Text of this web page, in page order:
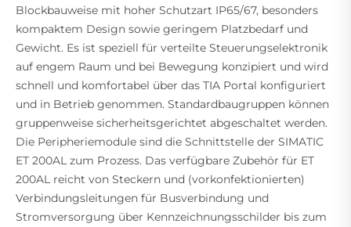
Blockbauweise mit hoher Schutzart IP65/67, besonders
kompaktem Design sowie geringem Platzbedarf und
Gewicht. Es ist speziell für verteilte Steuerungselektronik
auf engem Raum und bei Bewegung konzipiert und wird
schnell und komfortabel über das TIA Portal konfiguriert
und in Betrieb genommen. Standardbaugruppen können
gruppenweise sicherheitsgerichtet abgeschaltet werden.
Die Peripheriemodule sind die Schnittstelle der SIMATIC
ET 200AL zum Prozess. Das verfügbare Zubehör für ET
200AL reicht von Steckern und (vorkonfektionierten)
Verbindungsleitungen für Busverbindung und
Stromversorgung über Kennzeichnungsschilder bis zum